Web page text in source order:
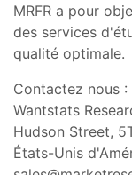
MRFR a pour
des services
qualité optimale.
Contactez nous
Wantstats
Hudson Street,
États-Unis